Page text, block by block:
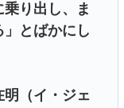
り出し、ま
とばかにし
明（イ・ジェ